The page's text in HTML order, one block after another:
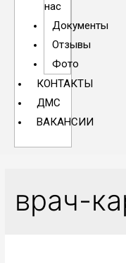
нас
Документы
Отзывы
Фото
КОНТАКТЫ
ДМС
ВАКАНСИИ
врач-